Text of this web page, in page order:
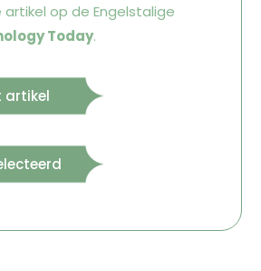
artikel op de Engelstalige
Today.
artikel